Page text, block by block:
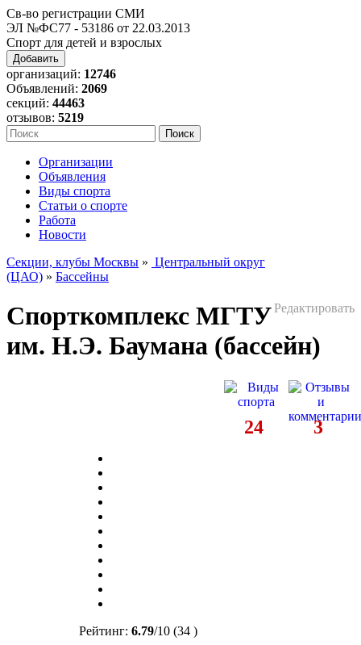
Св-во регистрации СМИ
ЭЛ №ФС77 - 53186 от 22.03.2013
Спорт для детей и взрослых
Добавить
организаций: 12746
Объявлений: 2069
секций: 44463
отзывов: 5219
Организации
Объявления
Виды спорта
Статьи о спорте
Работа
Новости
Секции, клубы Москвы » Центральный округ
(ЦАО) » Бассейны
Редактировать
Спорткомплекс МГТУ
им. Н.Э. Баумана (бассейн)
3
24
Рейтинг: 6.79/10 (34 )